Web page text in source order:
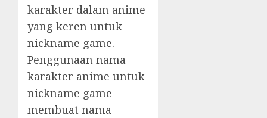
karakter dalam anime
yang keren untuk
nickname game.
Penggunaan nama
karakter anime untuk
nickname game
membuat nama